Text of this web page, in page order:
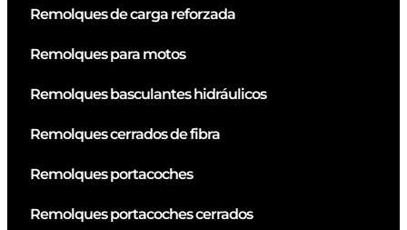
Remolques de carga reforzada
Remolques para motos
Remolques basculantes hidráulicos
Remolques cerrados de fibra
Remolques portacoches
Remolques portacoches cerrados